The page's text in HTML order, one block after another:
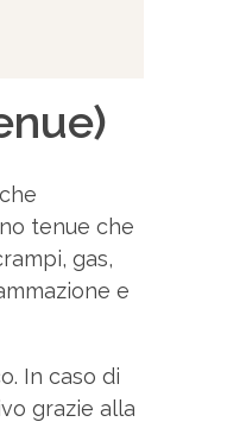
tenue che
gas,
e
In caso di
grazie alla